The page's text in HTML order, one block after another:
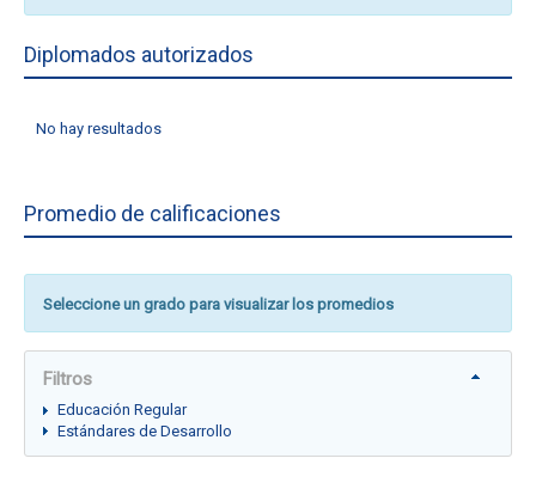
Diplomados autorizados
No hay resultados
Promedio de calificaciones
Seleccione un grado para visualizar los promedios
Filtros
Educación Regular
Estándares de Desarrollo